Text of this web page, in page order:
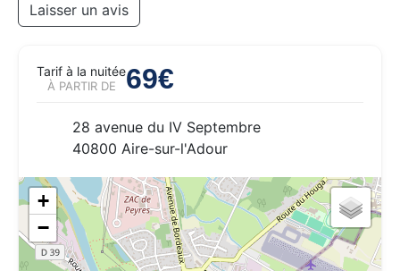
Laisser un avis
Tarif à la nuitée
À PARTIR DE 69€
28 avenue du IV Septembre
40800 Aire-sur-l'Adour
+
−